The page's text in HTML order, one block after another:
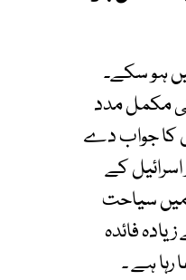
ہو سکے۔
مکمل مدد
کا جواب دے
کے
میں سیاحت
فائدہ
رہا ہے ۔